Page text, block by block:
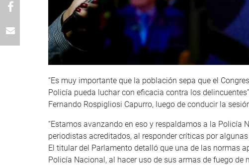
“Es muy importante que la población sepa que el
Policía pueda luchar con eficacia contra los
Fernando Rospigliosi Capurro, luego de conducir la
“Estamos avanzando en eso y respaldamos a la Policía
periodistas acreditados, al responder críticas por
El titular del Parlamento detalló que una de las normas
Policía Nacional, al hacer uso de sus armas de fuego